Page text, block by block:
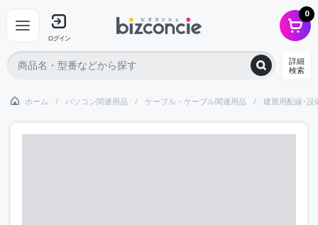
ログイン
0
詳細
検索
ホーム パソコン関連用品 ケーブル・ケーブル関連用品 建屋用配線･設